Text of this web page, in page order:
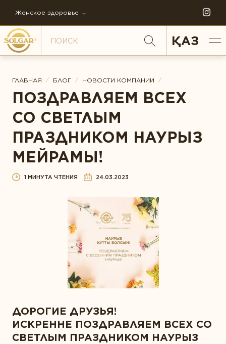
Женское здоровье →
ПО НАПРАВЛЕНИЯМ
Антистресс
Внимание и память
Диета и детокс
Для детей
Ежедневная поддержка
Женское здоровье
Забота о сердце
Защита зрения
Здоровая микрофлора
Иммунитет
Красота
ИСТОРИЯ СОЛГАР
ФИЛОСОФИЯ КОМПАНИИ
МИРОВОЕ ПРОИЗВОДСТВО
ЗОЛОТОЙ СТАНДАРТ
КОНТАКТЫ
НОВОСТИ КОМПАНИИ
МНЕНИЕ ЭКСПЕРТА
ҚАЗ
ГЛАВНАЯ / БЛОГ / НОВОСТИ КОМПАНИИ /
ПОЗДРАВЛЯЕМ ВСЕХ
СО СВЕТЛЫМ
ПРАЗДНИКОМ НАУРЫЗ
МЕЙРАМЫ!
1 МИНУТА ЧТЕНИЯ 24.03.2023
ДОРОГИЕ ДРУЗЬЯ!
ИСКРЕННЕ ПОЗДРАВЛЯЕМ ВСЕХ СО
СВЕТЛЫМ ПРАЗДНИКОМ НАУРЫЗ